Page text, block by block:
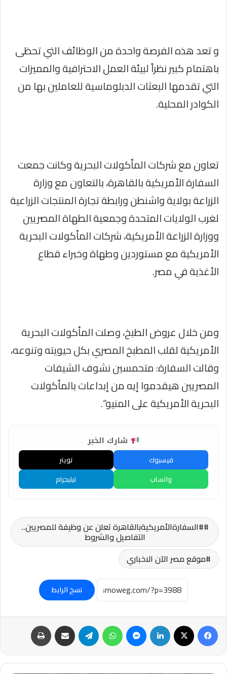
و تعد هذه الفرصة واحدة من الوظائف التي تحظى
باهتمام كبير نظراً لبيئة العمل الاحترافية والمميزات
التي تقدمها البعثات الدبلوماسية للعاملين بها من
الكوادر المحلية.
تعاون مع شركات المأكولات البحرية وكانت جمعت
السفارة الأمريكية بالقاهرة، بالتعاون مع وزارة
الزراعة بولاية واشنطن ورابطة تجارة المنتجات الزراعية
لغرب الولايات المتحدة وجمعية الطهاة المصريين
ووزارة الزراعة الأمريكية، شركات المأكولات البحرية
الأمريكية مع مستوردين وطهاة وخبراء قطاع
الأغذية في مصر.
ومن خلال عروض الطبخ، وصلت المأكولات البحرية
الأمريكية لقلب المطبخ المصري بكل حيويته وتنوعه،
وقالت السفارة: متحمسين نشوف الشيفات
المصريين هيقدموا إيه من إبداعات بالمأكولات
البحرية الأمريكية على المنيو”.
شارك الخبر
فيسبوك
تويتر
واتساب
تيليجرام
#السفارةالأمريكيةبالقاهرة تعلن عن وظيفة للمصريين..
التفاصيل والشروط
موقع مصر الآن الاخباري
نسخ الرابط
فيسبوك لينكدإن ماسنجر واتساب تيلقرام مشاركة عبر البريد